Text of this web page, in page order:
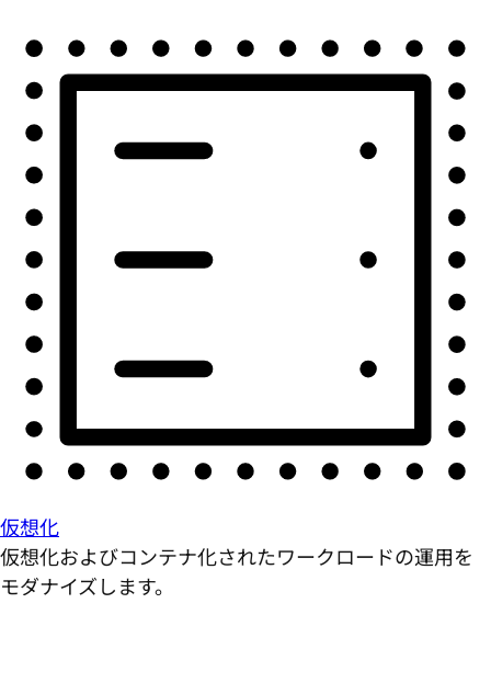
仮想化
仮想化およびコンテナ化されたワークロードの運用を
モダナイズします。